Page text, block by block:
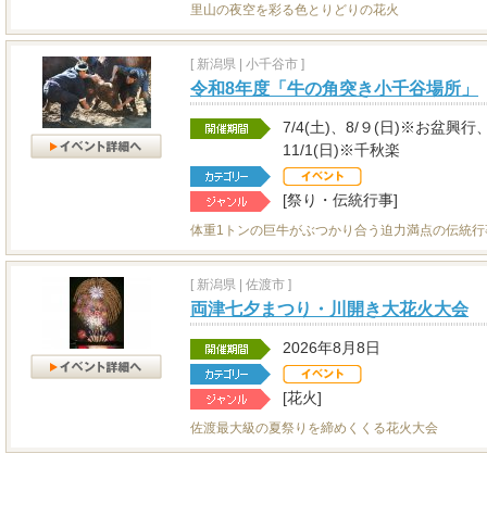
里山の夜空を彩る色とりどりの花火
[ 新潟県 小千谷市 ]
令和8年度「牛の角突き小千谷場所」
7/4(土)、8/９(日)※お盆興行
11/1(日)※千秋楽
[祭り・伝統行事]
体重1トンの巨牛がぶつかり合う迫力満点の伝統
[ 新潟県 佐渡市 ]
両津七夕まつり・川開き大花火大会
2026年8月8日
[花火]
佐渡最大級の夏祭りを締めくくる花火大会